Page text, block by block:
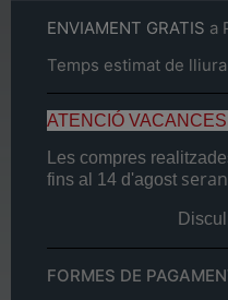
ENVIAMENT GRATIS a
Temps estimat de
ATENCIÓ
Les compres
fins al 14 d'agost
FORMES DE